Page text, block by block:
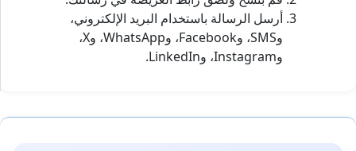
أرسل الرسالة باستخدام البريد الإلكتروني،
وSMS، وFacebook، وWhatsApp، وX،
وInstagram، وLinkedIn.